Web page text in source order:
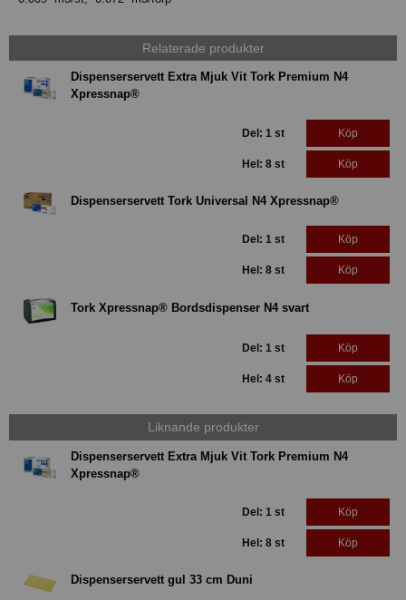
Relaterade produkter
Dispenserservett Extra Mjuk Vit Tork Premium N4
Xpressnap®
Del: 1 st Köp
Hel: 8 st Köp
Dispenserservett Tork Universal N4 Xpressnap®
Del: 1 st Köp
Hel: 8 st Köp
Tork Xpressnap® Bordsdispenser N4 svart
Del: 1 st Köp
Hel: 4 st Köp
Liknande produkter
Dispenserservett Extra Mjuk Vit Tork Premium N4
Xpressnap®
Del: 1 st Köp
Hel: 8 st Köp
Dispenserservett gul 33 cm Duni